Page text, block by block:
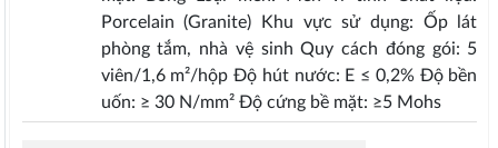
Porcelain (Granite) Khu vực sử dụng: Ốp lát
phòng tắm, nhà vệ sinh Quy cách đóng gói: 5
viên/1,6 m²/hộp Độ hút nước: E ≤ 0,2% Độ bền
uốn: ≥ 30 N/mm² Độ cứng bề mặt: ≥5 Mohs